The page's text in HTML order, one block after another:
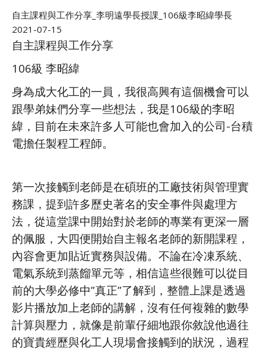
自主課程與工作分享_李明遠學長授課_106級李昭緯學長
2021-07-15
自主課程與工作分享
106級 李昭緯
身為成大化工的一員，我很高興有這個機會可以
跟學弟妹們分享一些想法，我是106級的李昭
緯，目前在未來許多人可能也會加入的公司-台積
電擔任製程工程師。
第一次接觸到老師是在碩班的工廠技術與管理實
務課，提到許多歷史著名的安全事件與處理方
法，從這堂課中開始對於老師的專業有更深一層
的佩服，大四便開始自主報名老師的新開課程，
內容會更加貼近實務與設備。不論在冷凍系統、
電氣系統到蒸餾單元等，相信這些很難可以從目
前的大學必修中”真正”了解到，整體上課是透過
影片播放加上老師的講解，沒有任何複雜的數學
計算與壓力，就像是前輩仔細地跟你敘說他過往
的寶貴經歷與化工人現場會接觸到的狀況，過程